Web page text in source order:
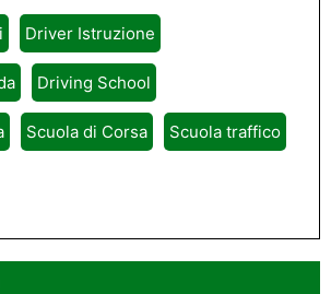
Driver Istruzione
Driving School
Scuola di Corsa Scuola traffico